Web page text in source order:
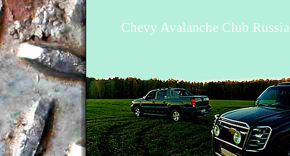
Chevy Avalanche Club Russia